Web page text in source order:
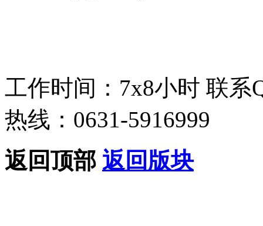
工作时间：7x8小时 联系
热线：0631-5916999
返回顶部 返回版块